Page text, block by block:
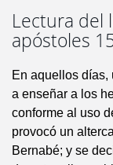
Lectura del
apóstoles
En aquellos días,
a enseñar a los
conforme al uso
provocó un
Bernabé; y se